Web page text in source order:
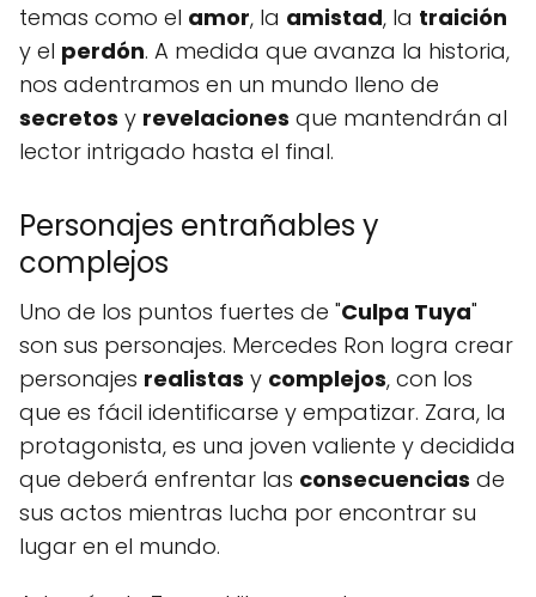
temas como el amor, la amistad, la traición
y el perdón. A medida que avanza la historia,
nos adentramos en un mundo lleno de
secretos y revelaciones que mantendrán al
lector intrigado hasta el final.
Personajes entrañables y
complejos
Uno de los puntos fuertes de "Culpa Tuya"
son sus personajes. Mercedes Ron logra crear
personajes realistas y complejos, con los
que es fácil identificarse y empatizar. Zara, la
protagonista, es una joven valiente y decidida
que deberá enfrentar las consecuencias de
sus actos mientras lucha por encontrar su
lugar en el mundo.